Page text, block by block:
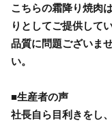
こちらの霜降り焼肉
りとしてご提供してい
品質に問題ございま
い。
■生産者の声
社長自ら目利きをし